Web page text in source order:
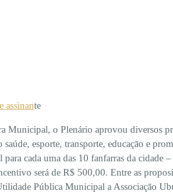
assinante
Municipal, o Plenário aprovou diversos
esporte, transporte, educação e
cada uma das 10 fanfarras da cidade
será de R$ 500,00. Entre as
Pública Municipal a Associação